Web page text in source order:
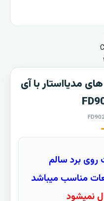
مدیااستار با آی
برد سالم
مناسب میباشد